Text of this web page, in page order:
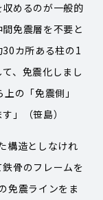
収めるのが一般的
免震層を不要と
カ所ある柱の1
、免震化しまし
の「免震側」
」（笹島）
構造としなけれ
骨のフレームを
免震ラインをま